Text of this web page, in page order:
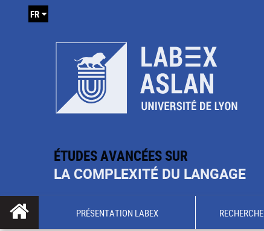
ÉTUDES AVANCÉES SUR
LA COMPLEXITÉ DU LANGAGE
FR
PRÉSENTATION LABEX RECHERCHE